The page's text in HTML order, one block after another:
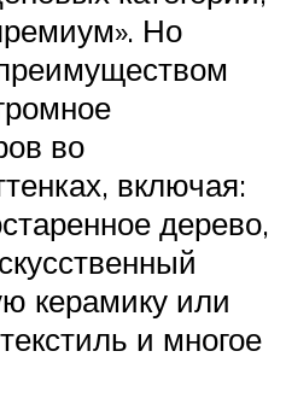
Но
во
включая:
дерево,
керамику или
и многое